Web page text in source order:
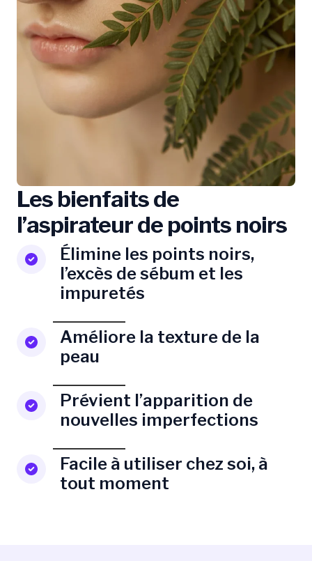
Les bienfaits de
l’aspirateur de points noirs
Élimine les points noirs,
l’excès de sébum et les
impuretés
Améliore la texture de la
peau
Prévient l’apparition de
nouvelles imperfections
Facile à utiliser chez soi, à
tout moment